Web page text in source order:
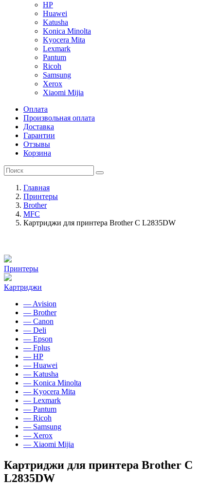
HP
Huawei
Katusha
Konica Minolta
Kyocera Mita
Lexmark
Pantum
Ricoh
Samsung
Xerox
Xiaomi Mijia
Оплата
Произвольная оплата
Доставка
Гарантии
Отзывы
Корзина
Главная
Принтеры
Brother
MFC
Картриджи для принтера Brother C L2835DW
Принтеры
Картриджи
— Avision
— Brother
— Canon
— Deli
— Epson
— Fplus
— HP
— Huawei
— Katusha
— Konica Minolta
— Kyocera Mita
— Lexmark
— Pantum
— Ricoh
— Samsung
— Xerox
— Xiaomi Mijia
Картриджи для принтера Brother C
L2835DW